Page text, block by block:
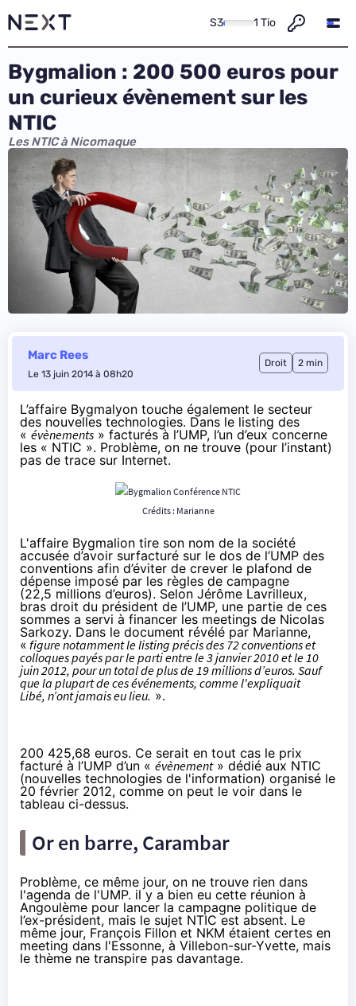
S3 1 Tio
Bygmalion : 200 500 euros pour
un curieux évènement sur les
NTIC
Les NTIC à Nicomaque
Marc Rees
Le 13 juin 2014 à 08h20
Droit 2 min
L’affaire Bygmalyon touche également le secteur
des nouvelles technologies. Dans le listing des
« évènements » facturés à l’UMP, l’un d’eux concerne
les « NTIC ». Problème, on ne trouve (pour l’instant)
pas de trace sur Internet.
Crédits : Marianne
L'affaire Bygmalion tire son nom de la société
accusée d’avoir surfacturé sur le dos de l’UMP des
conventions afin d’éviter de crever le plafond de
dépense imposé par les règles de campagne
(22,5 millions d’euros). Selon Jérôme Lavrilleux,
bras droit du président de l’UMP, une partie de ces
sommes a servi à financer les meetings de Nicolas
Sarkozy. Dans le document révélé par Marianne,
« figure notamment le listing précis des 72 conventions et
colloques payés par le parti entre le 3 janvier 2010 et le 10
juin 2012, pour un total de plus de 19 millions d’euros. Sauf
que la plupart de ces événements, comme l'expliquait
Libé, n’ont jamais eu lieu. ».
200 425,68 euros. Ce serait en tout cas le prix
facturé à l’UMP d’un « évènement» dédié aux NTIC
(nouvelles technologies de l'information) organisé le
20 février 2012, comme on peut le voir dans le
tableau ci-dessus.
Or en barre, Carambar
Problème, ce même jour, on ne trouve rien dans
l'agenda de l'UMP. il y a bien eu cette réunion à
Angoulème pour lancer la campagne politique de
l’ex-président, mais le sujet NTICest absent. Le
même jour, François Fillon et NKM étaient certes en
meeting dans l'Essonne, à Villebon-sur-Yvette, mais
le thème ne transpire pas davantage.